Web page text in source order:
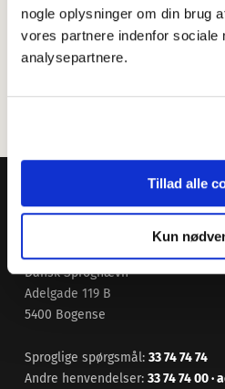
nogle oplysninger om din brug
vores partnere indenfor sociale
analysepartnere.
Tillad alle
Kun
Mere om
Læs om arbejdet med den
Retskrivningsordbogen, og
Dansk Sprognævn
Adelgade 119 B
5400 Bogense
Sproglige spørgsmål: 33 74 74 74
Andre henvendelser: 33 74 74 00·